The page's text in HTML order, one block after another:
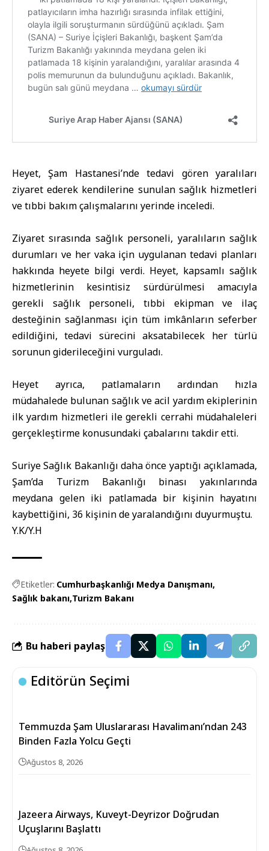
Heyet, Şam Hastanesi’nde tedavi gören yaralıları
ziyaret ederek kendilerine sunulan sağlık hizmetleri
ve tıbbi bakım çalışmalarını yerinde inceledi.
Ziyaret sırasında sağlık personeli, yaralıların sağlık
durumları ve her vaka için uygulanan tedavi planları
hakkında heyete bilgi verdi. Heyet, kapsamlı sağlık
hizmetlerinin kesintisiz sürdürülmesi amacıyla
gerekli sağlık personeli, tıbbi ekipman ve ilaç
desteğinin sağlanması için tüm imkânların seferber
edildiğini, tedavi sürecini aksatabilecek her türlü
sorunun giderileceğini vurguladı.
Heyet ayrıca, patlamaların ardından hızla
müdahalede bulunan sağlık ve acil yardım ekiplerinin
ilk yardım hizmetleri ile gerekli cerrahi müdahaleleri
gerçekleştirme konusundaki çabalarını takdir etti.
Suriye Sağlık Bakanlığı daha önce yaptığı açıklamada,
Şam’da Turizm Bakanlığı binası yakınlarında
meydana gelen iki patlamada bir kişinin hayatını
kaybettiğini, 36 kişinin de yaralandığını duyurmuştu.
Y.K/Y.H
Etiketler: Cumhurbaşkanlığı Medya Danışmanı
Sağlık bakanı Turizm Bakanı
Bu haberi paylaş
Editörün Seçimi
Temmuzda Şam Uluslararası Havalimanı’ndan 243
Binden Fazla Yolcu Geçti
Ağustos 8, 2026
Jazeera Airways, Kuveyt-Deyrizor Doğrudan
Uçuşlarını Başlattı